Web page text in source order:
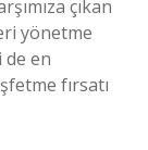
çıkan
yönetme
en
fırsatı